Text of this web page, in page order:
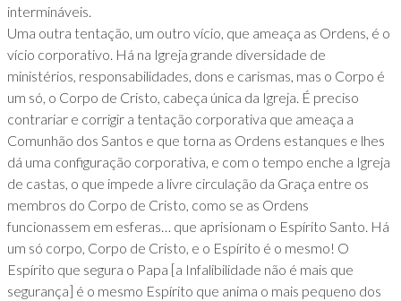
intermináveis.
Uma outra tentação, um outro vício, que ameaça as Ordens, é o
vício corporativo. Há na Igreja grande diversidade de
ministérios, responsabilidades, dons e carismas, mas o Corpo é
um só, o Corpo de Cristo, cabeça única da Igreja. É preciso
contrariar e corrigir a tentação corporativa que ameaça a
Comunhão dos Santos e que torna as Ordens estanques e lhes
dá uma configuração corporativa, e com o tempo enche a Igreja
de castas, o que impede a livre circulação da Graça entre os
membros do Corpo de Cristo, como se as Ordens
funcionassem em esferas… que aprisionam o Espírito Santo. Há
um só corpo, Corpo de Cristo, e o Espírito é o mesmo! O
Espírito que segura o Papa [a Infalibilidade não é mais que
segurança] é o mesmo Espírito que anima o mais pequeno dos